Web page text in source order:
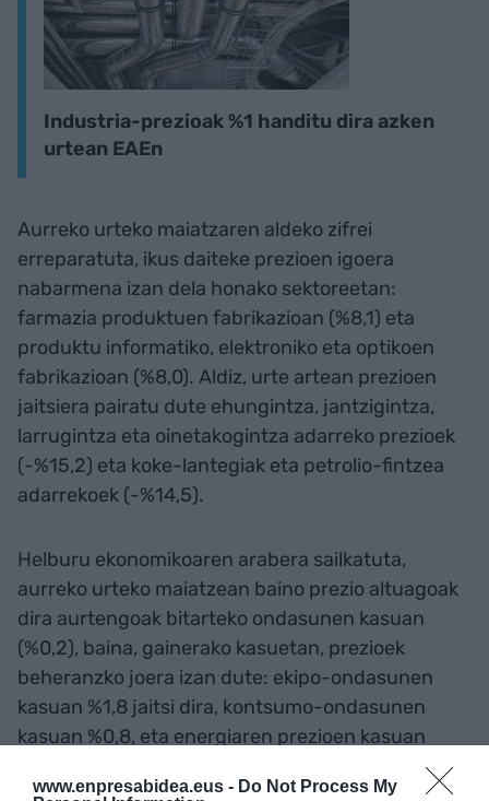
www.enpresabidea.eus - Do Not Process My
Industria-prezioak %1 handitu dira azken
urtean EAEn
Aurreko urteko maiatzaren aldeko zifrei
erreparatuta, ikus daiteke prezioen igoera
nabarmena izan dela honako sektoreetan:
farmazia produktuen fabrikazioan (%8,1) eta
produktu informatiko, elektroniko eta optikoen
fabrikazioan (%8,0). Aldiz, urte artean prezioen
jaitsiera pairatu dute ehungintza, jantzigintza,
larrugintza eta oinetakogintza adarreko prezioek
(-%15,2) eta koke-lantegiak eta petrolio-fintzea
adarrekoek (-%14,5).
Helburu ekonomikoaren arabera sailkatuta,
aurreko urteko maiatzean baino prezio altuagoak
dira aurtengoak bitarteko ondasunen kasuan
(%0,2), baina, gainerako kasuetan, prezioek
beheranzko joera izan dute: ekipo-ondasunen
kasuan %1,8 jaitsi dira, kontsumo-ondasunen
kasuan %0,8, eta energiaren prezioen kasuan